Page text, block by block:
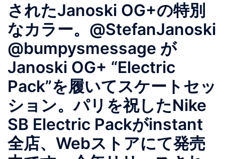
されたJanoski OG+の特別
なカラー。@StefanJanoski
@bumpysmessage が
Janoski OG+ “Electric
Pack”を履いてスケートセッ
ション。パリを祝したNike
SB Electric Packがinstant
全店、Webストアにて発売